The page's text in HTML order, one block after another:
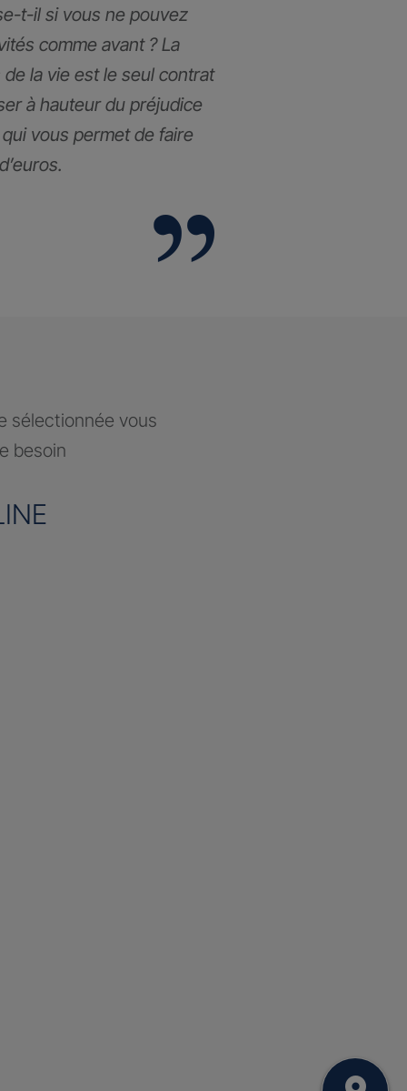
t-il si vous ne pouvez
comme avant ? La
la vie est le seul contrat
à hauteur du préjudice
vous permet de faire
sélectionnée vous
besoin